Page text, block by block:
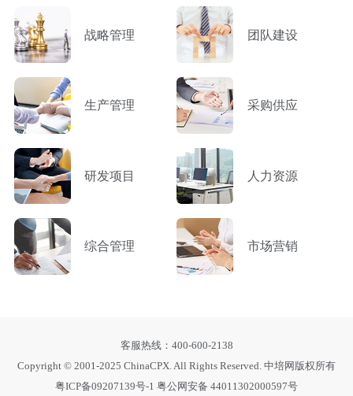
战略管理 团队建设
生产管理 采购供应
研发项目 人力资源
综合管理 市场营销
客服热线：400-600-2138
Copyright © 2001-2025 ChinaCPX. All Rights Reserved. 中培网版权所有
粤ICP备09207139号-1 粤公网安备 44011302000597号